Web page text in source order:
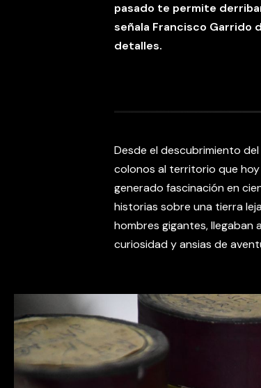
pasado te permite
señala Francisco Garrido
detalles.
Desde el descubrimiento
colonos al territorio que hoy
generado fascinación en
historias sobre una tierra
hombres gigantes, llegaban
curiosidad y ansias de